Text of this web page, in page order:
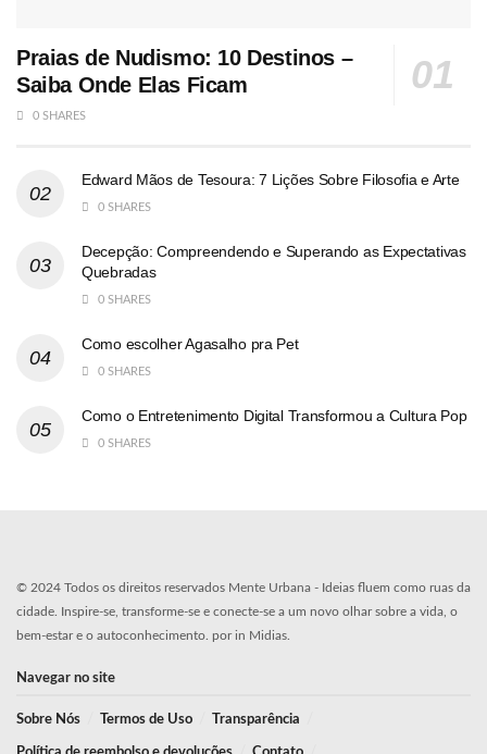
Praias de Nudismo: 10 Destinos –
Saiba Onde Elas Ficam
0 SHARES
Edward Mãos de Tesoura: 7 Lições Sobre Filosofia e Arte
0 SHARES
Decepção: Compreendendo e Superando as Expectativas
Quebradas
0 SHARES
Como escolher Agasalho pra Pet
0 SHARES
Como o Entretenimento Digital Transformou a Cultura Pop
0 SHARES
© 2024 Todos os direitos reservados Mente Urbana - Ideias fluem como ruas da
cidade. Inspire-se, transforme-se e conecte-se a um novo olhar sobre a vida, o
bem-estar e o autoconhecimento. por in Midias
Navegar no site
Sobre Nós Termos de Uso Transparência